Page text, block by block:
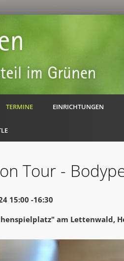
TERMINE EINRICHTUNGEN
Tour -
15:00 -16:30
am Lettenwald,